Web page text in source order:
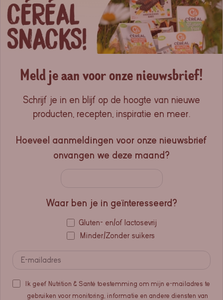
Meld je aan voor onze nieuwsbrief!
Schrijf je in en blijf op de hoogte van nieuwe
producten, recepten, inspiratie en meer.
Hoeveel aanmeldingen voor onze nieuwsbrief
onvangen we deze maand?
Waar ben je in geïnteresseerd?
Gluten- en/of lactosevrij
Minder/Zonder suikers
Ik geef Nutrition & Santé toestemming om mijn e-mailadres te
gebruiken voor monitoring, informatie en andere diensten van